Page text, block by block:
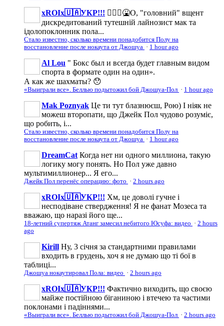
xROIx🇺🇦УКР!!! 🤦🏻‍♂️🤮О, "головний" вщент
дискредитований тутешній лайнозист мак та
ідолопоклонник пола...
Стало известно, сколько времени понадобится Полу на
восстановление после нокаута от Джошуа · 1 hour ago
Al Lou " Бокс был и всегда будет главным видом
спорта в формате один на один».
А как же шахматы? 😯
«Выиграли все». Беллью подытожил бой Джошуа-Пол · 1 hour ago
Mak Poznyak Це ти тут блазнюєш, Рою) І ніяк не
можеш второпати, що Джейк Пол чудово розуміє,
що робить, і...
Стало известно, сколько времени понадобится Полу на
восстановление после нокаута от Джошуа · 1 hour ago
DreamCat Когда нет ни одного миллиона, такую
логику могу понять. Но Пол уже давно
мультимиллионер... Я его...
Джейк Пол перенёс операцию: фото · 2 hours ago
xROIx🇺🇦УКР!!! Хм, це доволі гучне і
несподіване ствердження! Я не фанат Мозеса та
вважаю, що наразі його ще...
18-летний супертяж Атанг замесил небитого Юсуфа: видео · 2 hours
ago
Kirill Ну, 3 січня за стандартними правилами
входить в грудень, хоч я не думаю що ті бої в
таблиці...
Джошуа нокаутировал Пола: видео · 2 hours ago
xROIx🇺🇦УКР!!! Фактично виходить, що своєю
майже постійною біганиною і втечею та частими
поклонами і падіннями...
«Выиграли все». Беллью подытожил бой Джошуа-Пол · 2 hours ago